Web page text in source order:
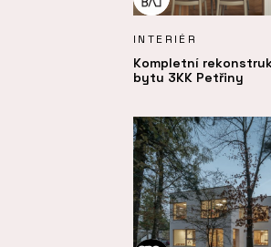
INTERIÉR
Kompletní
bytu 3KK Petřiny